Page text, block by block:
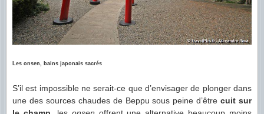
Les onsen, bains japonais sacrés
S’il est impossible ne serait-ce que d’envisager de plonger dans
une des sources chaudes de Beppu sous peine d’êtrecuit sur